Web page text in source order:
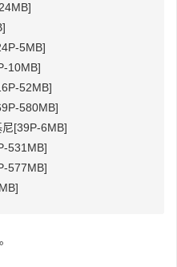
5MB]
10MB]
52MB]
580MB]
[39P-6MB]
531MB]
577MB]